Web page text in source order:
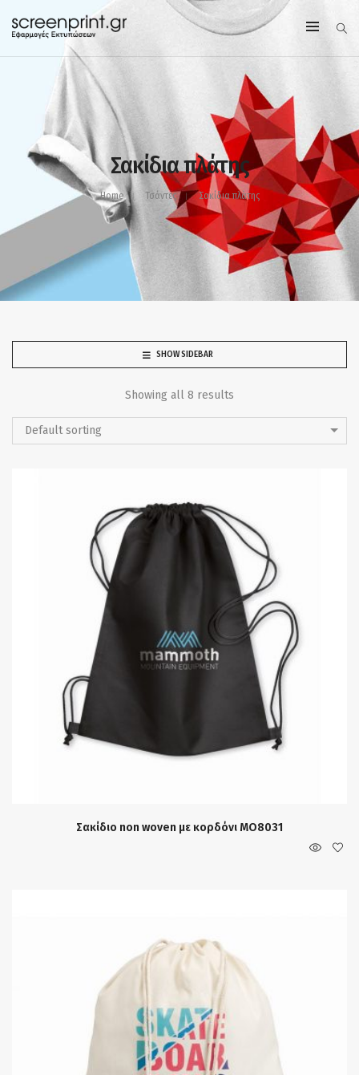
Σακίδια πλάτης
Home Τσάντες Σακίδια πλάτης
SHOW SIDEBAR
Showing all 8 results
Default sorting
Σακίδιο non woven με κορδόνι MO8031